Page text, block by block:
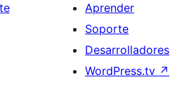
Aprender
Soporte
Desarrolladores
WordPress.tv ↗